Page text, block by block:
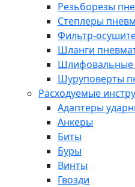
Резьборезы
Степлеры
Фильтр-
Шланги
Шлифовальные
Шуруповерты
Расходуемые
Адаптеры
Анкеры
Биты
Буры
Винты
Гвозди